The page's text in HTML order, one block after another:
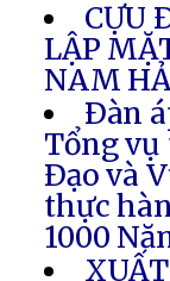
CỰU
LẬP
NAM
Ðàn
Tổng
Ðạo và
thực
1000